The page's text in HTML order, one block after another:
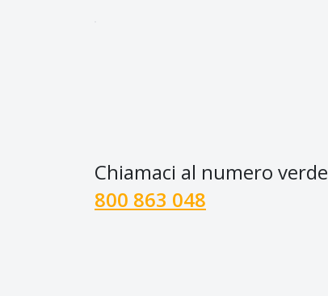
Chiamaci al numero verde
800 863 048